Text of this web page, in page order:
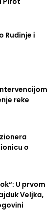
Rudinje i
reke
o
U prvom
Veljka,